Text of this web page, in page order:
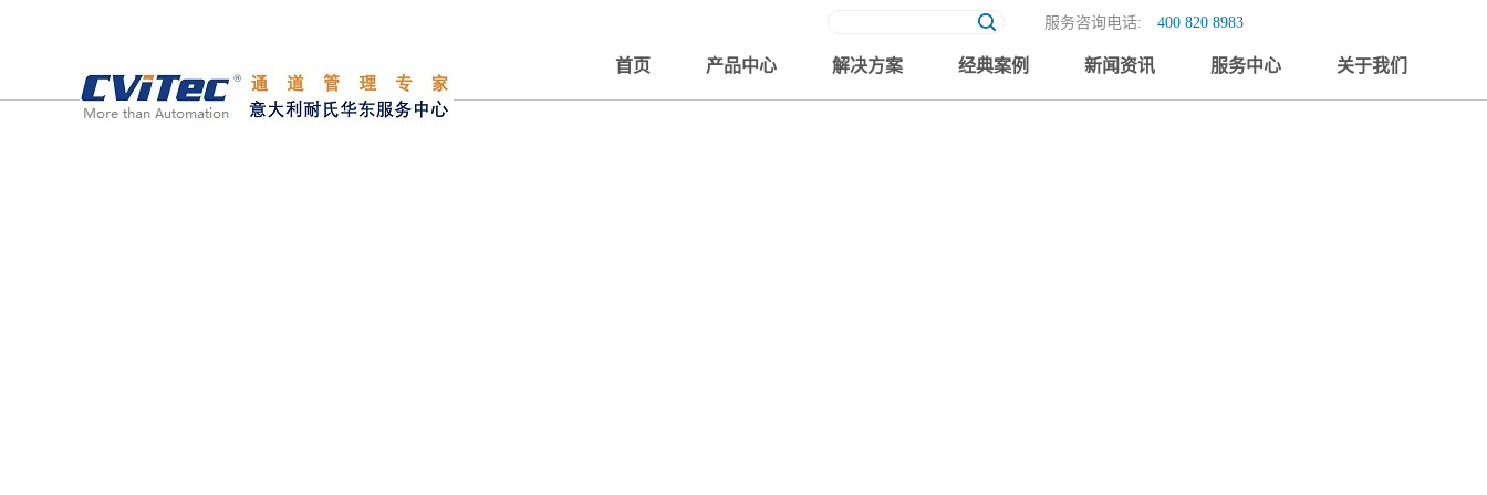
服务咨询电话: 400 820 8983
首页 产品中心 解决方案 经典案例 新闻资讯 服务中心 关于我们